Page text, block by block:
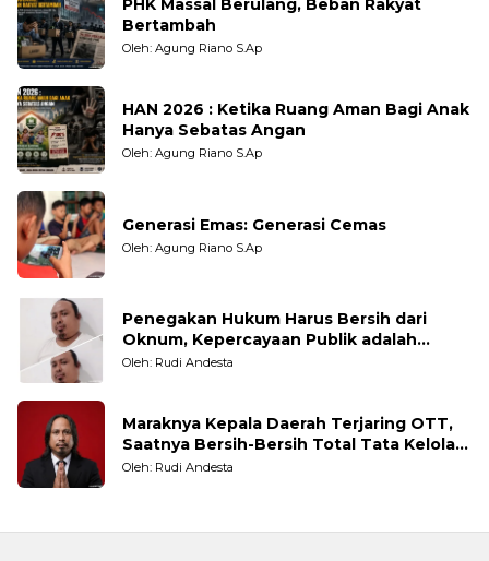
PHK Massal Berulang, Beban Rakyat
Bertambah
Oleh: Agung Riano S.Ap
HAN 2026 : Ketika Ruang Aman Bagi Anak
Hanya Sebatas Angan
Oleh: Agung Riano S.Ap
Generasi Emas: Generasi Cemas
Oleh: Agung Riano S.Ap
Penegakan Hukum Harus Bersih dari
Oknum, Kepercayaan Publik adalah
Taruhannya
Oleh: Rudi Andesta
Maraknya Kepala Daerah Terjaring OTT,
Saatnya Bersih-Bersih Total Tata Kelola
Pemerintahan
Oleh: Rudi Andesta